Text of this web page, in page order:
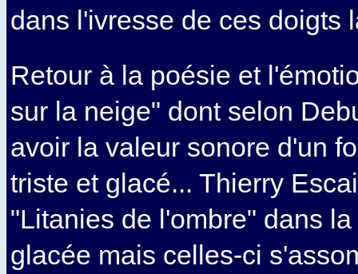
dans l'ivresse de ces doigts
Retour à la poésie et
sur la neige" dont selon
avoir la valeur sonore d'un
triste et glacé... Thierry
"Litanies de l'ombre" dans
glacée mais celles-ci